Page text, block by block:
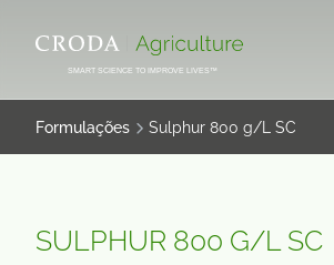
PARA
CONTEÚDO
PARA
MENU
SMART SCIENCE TO IMPROVE LIVES™
Formulações Sulphur 800 g/L SC
SULPHUR 800 G/L SC